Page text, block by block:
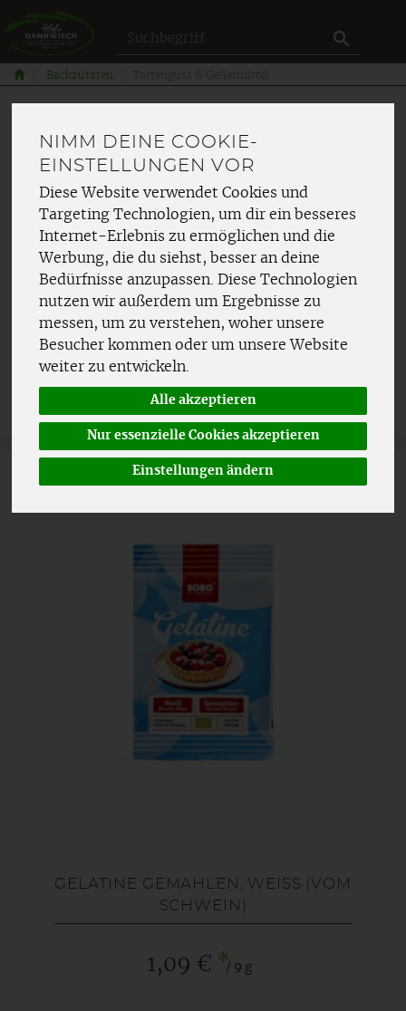
NIMM DEINE COOKIE-
EINSTELLUNGEN VOR
Diese Website verwendet Cookies und
Targeting Technologien, um dir ein besseres
Internet-Erlebnis zu ermöglichen und die
Werbung, die du siehst, besser an deine
Bedürfnisse anzupassen. Diese Technologien
nutzen wir außerdem um Ergebnisse zu
messen, um zu verstehen, woher unsere
Besucher kommen oder um unsere Website
weiter zu entwickeln.
Alle akzeptieren
Nur essenzielle Cookies akzeptieren
Einstellungen ändern
Backzutaten
TORTENGUSS &
GELIERMITTEL
Ernährung
Allergene
GELATINE GEMAHLEN, WEISS (VOM S
CHWEIN)
1,09 € */ 9 g